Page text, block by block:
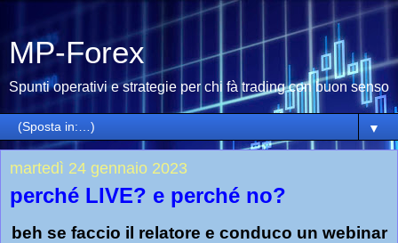
MP-Forex
Spunti operativi e strategie per chi fà trading con buon senso
▼
martedì 24 gennaio 2023
perché LIVE? e perché no?
beh se faccio il relatore e conduco un webinar